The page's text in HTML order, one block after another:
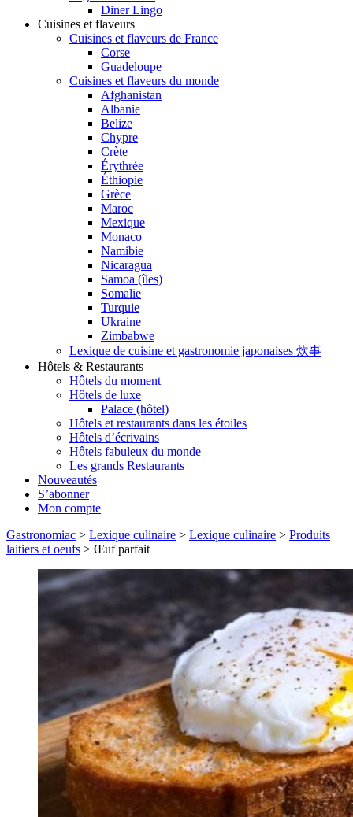
Diner Lingo
Cuisines et flaveurs
Cuisines et flaveurs de France
Corse
Guadeloupe
Cuisines et flaveurs du monde
Afghanistan
Albanie
Belize
Chypre
Crète
Érythrée
Éthiopie
Grèce
Maroc
Mexique
Monaco
Namibie
Nicaragua
Samoa (îles)
Somalie
Turquie
Ukraine
Zimbabwe
Lexique de cuisine et gastronomie japonaises 炊事
Hôtels & Restaurants
Hôtels du moment
Hôtels de luxe
Palace (hôtel)
Hôtels et restaurants dans les étoiles
Hôtels d’écrivains
Hôtels fabuleux du monde
Les grands Restaurants
Nouveautés
S’abonner
Mon compte
Gastronomiac > Lexique culinaire > Lexique culinaire > Produits
laitiers et oeufs > Œuf parfait